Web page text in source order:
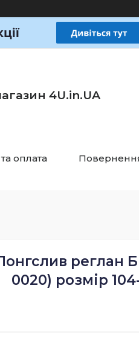
4U.in.UA
оплата
реглан
0020) розмір